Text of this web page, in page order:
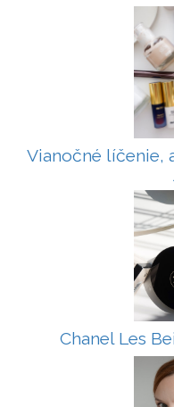
Vianočné líčenie,
Chanel Les